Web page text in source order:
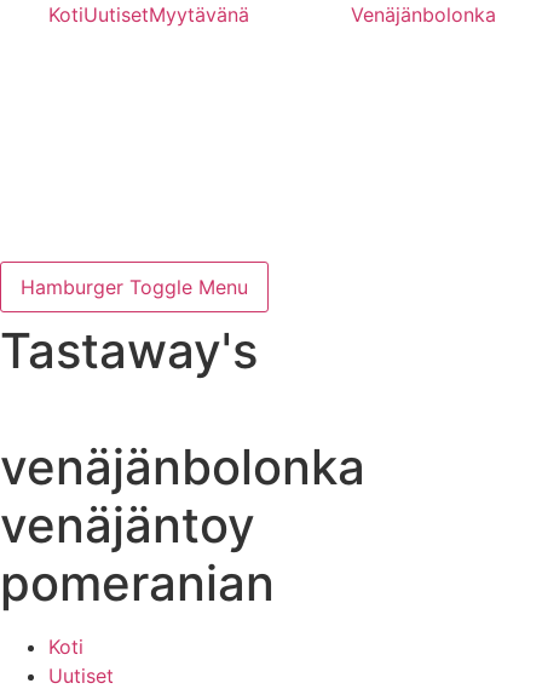
KotiUutisetMyytävänä Venäjänbolonka
Hamburger Toggle Menu
Tastaway's
venäjänbolonka
venäjäntoy
pomeranian
Koti
Uutiset